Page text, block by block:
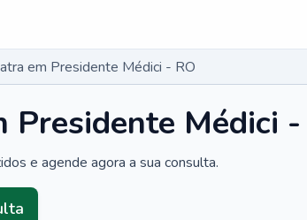
em Presidente Médici - RO
Presidente Médici -
e agende agora a sua consulta.